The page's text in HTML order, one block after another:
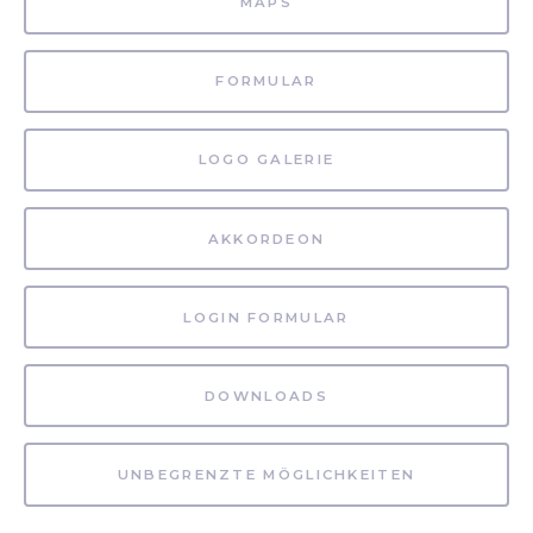
FORMULAR
LOGO GALERIE
AKKORDEON
LOGIN FORMULAR
DOWNLOADS
UNBEGRENZTE MÖGLICHKEITEN